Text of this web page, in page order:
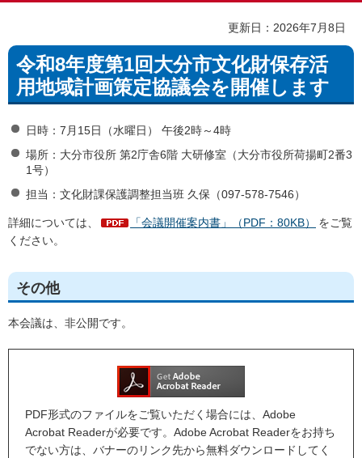
更新日：2026年7月8日
令和8年度第1回大分市文化財保存活
用地域計画策定協議会を開催します
日時：7月15日（水曜日） 午後2時～4時
場所：大分市役所 第2庁舎6階 大研修室（大分市役所荷揚町2番3
1号）
担当：文化財課保護調整担当班 久保（097-578-7546）
詳細については、 「会議開催案内書」（PDF：80KB）
をご覧
ください。
その他
本会議は、非公開です。
PDF形式のファイルをご覧いただく場合には、Adobe
Acrobat Readerが必要です。Adobe Acrobat Readerをお持ち
でない方は、バナーのリンク先から無料ダウンロードしてく